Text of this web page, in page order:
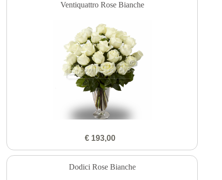
Ventiquattro Rose Bianche
€ 193,00
Dodici Rose Bianche